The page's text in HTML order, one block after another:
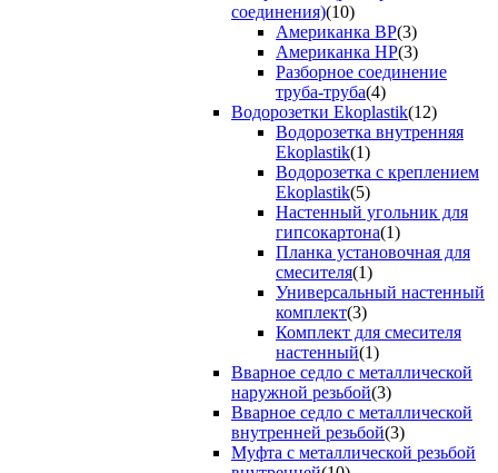
соединения)(10)
Американка ВР(3)
Американка НР(3)
Разборное соединение
труба-труба(4)
Водорозетки Ekoplastik(12)
Водорозетка внутренняя
Ekoplastik(1)
Водорозетка с креплением
Ekoplastik(5)
Настенный угольник для
гипсокартона(1)
Планка установочная для
смесителя(1)
Универсальный настенный
комплект(3)
Комплект для смесителя
настенный(1)
Вварное седло с металлической
наружной резьбой(3)
Вварное седло с металлической
внутренней резьбой(3)
Муфта с металлической резьбой